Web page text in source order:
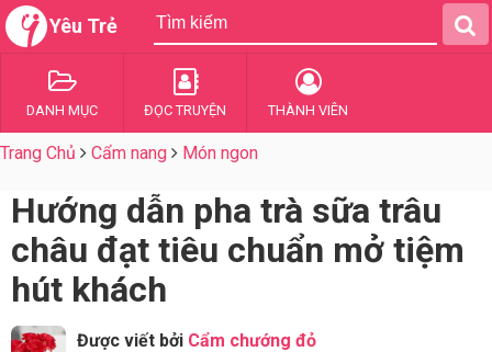
Yêu Trẻ
DANH MỤC ĐỌC TRUYỆN THÀNH VIÊN
Trang Chủ Cẩm nang Món ngon
Hướng dẫn pha trà sữa trâu
châu đạt tiêu chuẩn mở tiệm
hút khách
Được viết bởi Cẩm chướng đỏ